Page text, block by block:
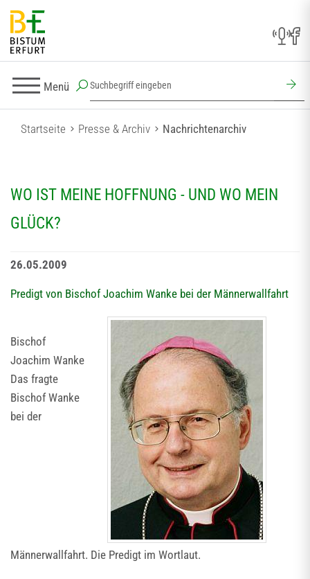
Menü
Startseite Presse & Archiv Nachrichtenarchiv
WO IST MEINE HOFFNUNG - UND WO MEIN
GLÜCK?
26.05.2009
Predigt von Bischof Joachim Wanke bei der Männerwallfahrt
Bischof
Joachim Wanke
Das fragte
Bischof Wanke
bei der
Männerwallfahrt. Die Predigt im Wortlaut.